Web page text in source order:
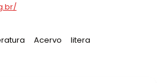
: Tag:
Acervo Tag:
litera